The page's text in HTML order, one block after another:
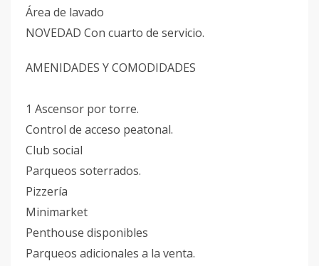
Área de lavado
NOVEDAD Con cuarto de servicio.
AMENIDADES Y COMODIDADES
1 Ascensor por torre.
Control de acceso peatonal.
Club social
Parqueos soterrados.
Pizzería
Minimarket
Penthouse disponibles
Parqueos adicionales a la venta.